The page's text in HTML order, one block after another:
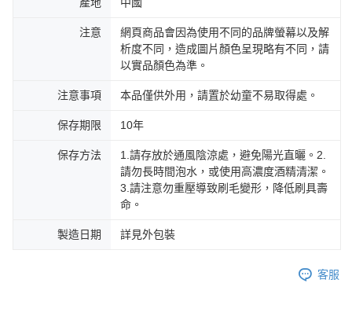
注意
網頁商品會因為使用不同的品牌螢幕以及解
析度不同，造成圖片顏色呈現略有不同，請
以實品顏色為準。
注意事項 本品僅供外用，請置於幼童不易取得處。
保存期限 10年
保存方法
1.請存放於通風陰涼處，避免陽光直曬。2.
請勿長時間泡水，或使用高濃度酒精清潔。
3.請注意勿重壓導致刷毛變形，降低刷具壽
命。
製造日期 詳見外包裝
客服